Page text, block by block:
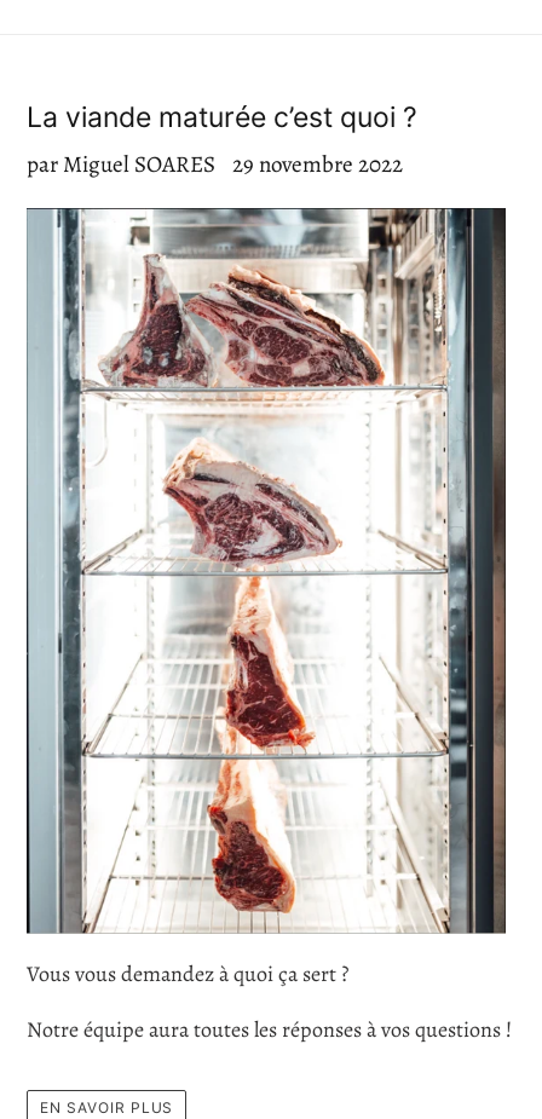
La viande maturée c’est quoi ?
par Miguel SOARES 29 novembre 2022
Vous vous demandez à quoi ça sert ?
Notre équipe aura toutes les réponses à vos questions !
EN SAVOIR PLUS